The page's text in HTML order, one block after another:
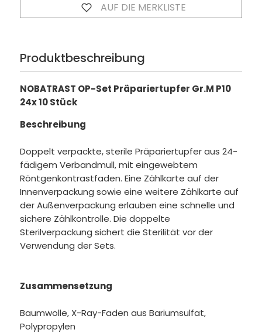
AUF DIE MERKLISTE
Produktbeschreibung
NOBATRAST OP-Set Präpariertupfer Gr.M P10
24x 10 Stück
Beschreibung
Doppelt verpackte, sterile Präpariertupfer aus 24-
fädigem Verbandmull, mit eingewebtem
Röntgenkontrastfaden. Eine Zählkarte auf der
Innenverpackung sowie eine weitere Zählkarte auf
der Außenverpackung erlauben eine schnelle und
sichere Zählkontrolle. Die doppelte
Sterilverpackung sichert die Sterilität vor der
Verwendung der Sets.
Zusammensetzung
Baumwolle, X-Ray-Faden aus Bariumsulfat,
Polypropylen